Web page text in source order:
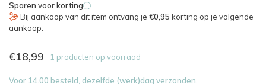
Sparen voor korting i
Bij aankoop van dit item ontvang je €0,95 korting op je volgende
aankoop.
€18,99 1 producten op voorraad
Voor 14.00 besteld, dezelfde (werk)dag verzonden.